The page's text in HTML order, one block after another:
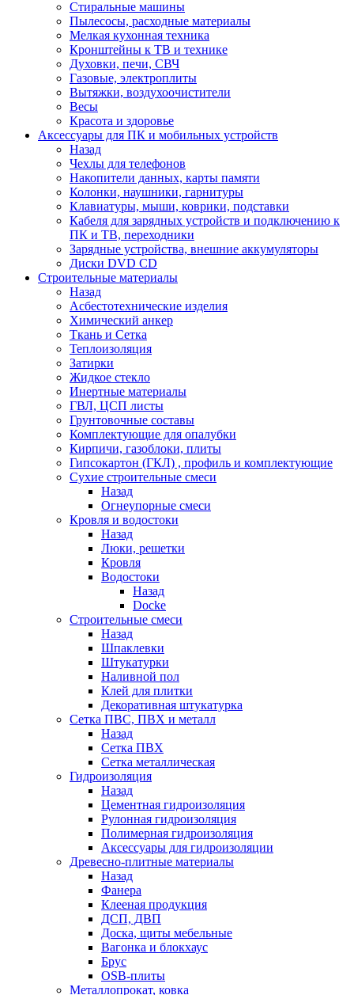
Стиральные машины
Пылесосы, расходные материалы
Мелкая кухонная техника
Кронштейны к ТВ и технике
Духовки, печи, СВЧ
Газовые, электроплиты
Вытяжки, воздухоочистители
Весы
Красота и здоровье
Аксессуары для ПК и мобильных устройств
Назад
Чехлы для телефонов
Накопители данных, карты памяти
Колонки, наушники, гарнитуры
Клавиатуры, мыши, коврики, подставки
Кабеля для зарядных устройств и подключению к
ПК и ТВ, переходники
Зарядные устройства, внешние аккумуляторы
Диски DVD CD
Строительные материалы
Назад
Асбестотехнические изделия
Химический анкер
Ткань и Сетка
Теплоизоляция
Затирки
Жидкое стекло
Инертные материалы
ГВЛ, ЦСП листы
Грунтовочные составы
Комплектующие для опалубки
Кирпичи, газоблоки, плиты
Гипсокартон (ГКЛ) , профиль и комплектующие
Сухие строительные смеси
Назад
Огнеупорные смеси
Кровля и водостоки
Назад
Люки, решетки
Кровля
Водостоки
Назад
Docke
Строительные смеси
Назад
Шпаклевки
Штукатурки
Наливной пол
Клей для плитки
Декоративная штукатурка
Сетка ПВС, ПВХ и металл
Назад
Сетка ПВХ
Сетка металлическая
Гидроизоляция
Назад
Цементная гидроизоляция
Рулонная гидроизоляция
Полимерная гидроизоляция
Аксессуары для гидроизоляции
Древесно-плитные материалы
Назад
Фанера
Клееная продукция
ДСП, ДВП
Доска, щиты мебельные
Вагонка и блокхаус
Брус
OSB-плиты
Металлопрокат, ковка